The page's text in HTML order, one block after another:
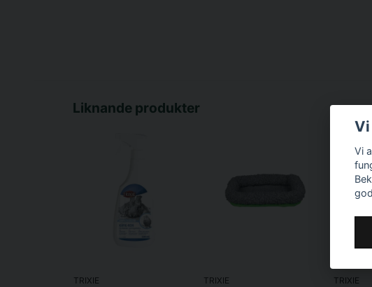
Liknande produkter
TRIXIE TRIXIE TRIXIE
Vi